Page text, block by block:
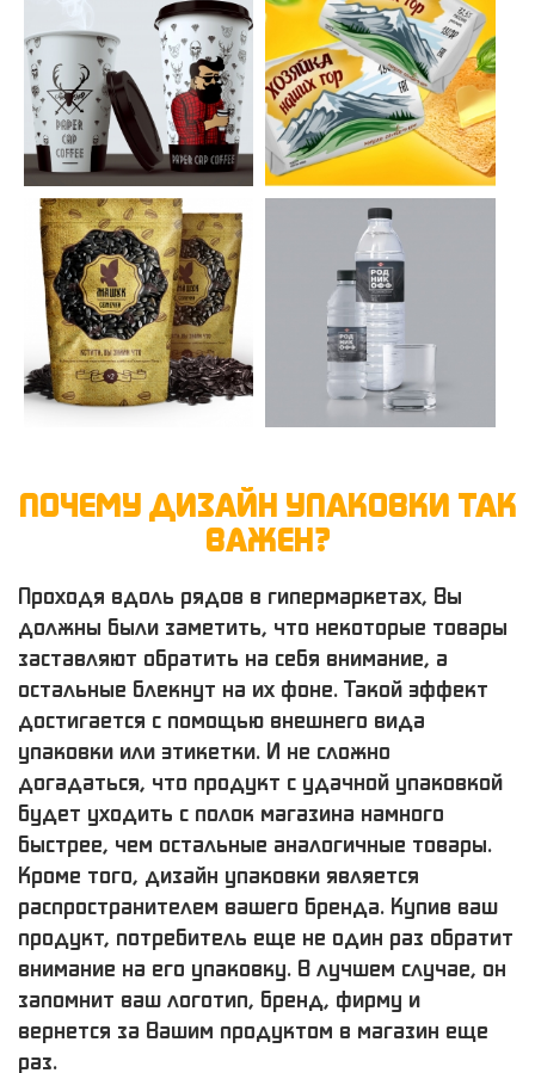
ПОЧЕМУ ДИЗАЙН УПАКОВКИ ТАК
ВАЖЕН?
Проходя вдоль рядов в гипермаркетах, Вы
должны были заметить, что некоторые товары
заставляют обратить на себя внимание, а
остальные блекнут на их фоне. Такой эффект
достигается с помощью внешнего вида
упаковки или этикетки. И не сложно
догадаться, что продукт с удачной упаковкой
будет уходить с полок магазина намного
быстрее, чем остальные аналогичные товары.
Кроме того, дизайн упаковки является
распространителем вашего бренда. Купив ваш
продукт, потребитель еще не один раз обратит
внимание на его упаковку. В лучшем случае, он
запомнит ваш логотип, бренд, фирму и
вернется за Вашим продуктом в магазин еще
раз.